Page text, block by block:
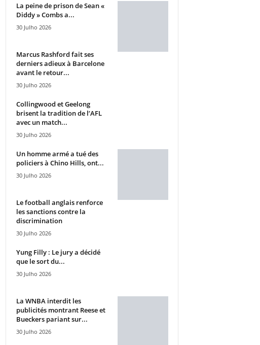
La peine de prison de Sean «
Diddy » Combs a...
30 Julho 2026
Marcus Rashford fait ses
derniers adieux à Barcelone
avant le retour...
30 Julho 2026
Collingwood et Geelong
brisent la tradition de l’AFL
avec un match...
30 Julho 2026
Un homme armé a tué des
policiers à Chino Hills, ont...
30 Julho 2026
Le football anglais renforce
les sanctions contre la
discrimination
30 Julho 2026
Yung Filly : Le jury a décidé
que le sort du...
30 Julho 2026
La WNBA interdit les
publicités montrant Reese et
Bueckers pariant sur...
30 Julho 2026